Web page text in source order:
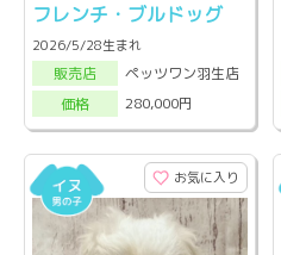
フレンチ・ブルドッグ
2026/5/28生まれ
販売店
ペッツワン羽生店
価格
280,000円
お気に入り